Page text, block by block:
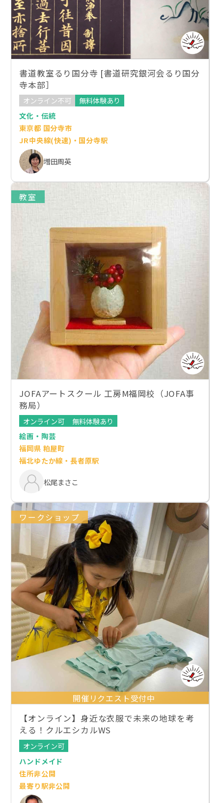
書道教室るり国分寺 [書道研究銀河会るり国分
寺本部］
オンライン不可
無料体験あり
文化・伝統
東京都 国分寺市
JR中央線(快速)・国分寺駅
増田周英
教室
JOFAアートスクール 工房M福岡校（JOFA事
務局）
オンライン可
無料体験あり
絵画・陶芸
福岡県 粕屋町
福北ゆたか線・長者原駅
松尾まさこ
ワークショップ
開催リクエスト受付中
【オンライン】身近な衣服で未来の地球を考
える！クルエシカルWS
オンライン可
ハンドメイド
住所非公開
最寄り駅非公開